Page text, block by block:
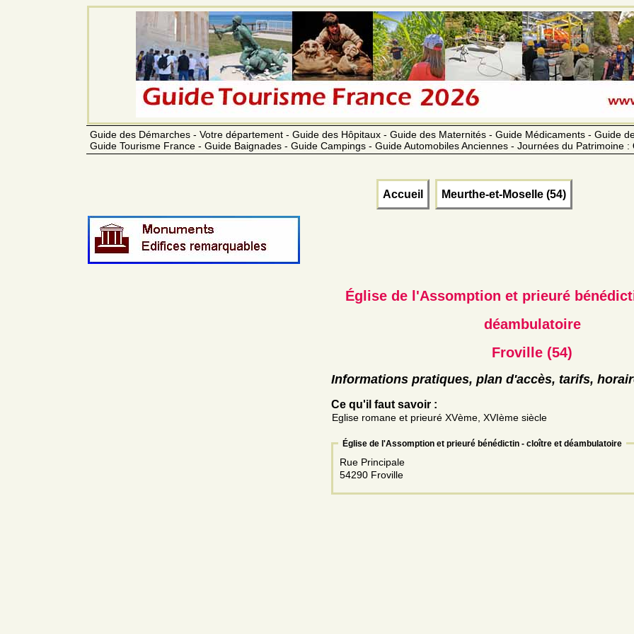
Guide des Démarches - Votre département - Guide des Hôpitaux - Guide des Maternités - Guide Médicaments - Guide
Guide Tourisme France - Guide Baignades - Guide Campings - Guide Automobiles Anciennes - Journées du Patrimoine :
Accueil Meurthe-et-Moselle (54)
Église de l'Assomption et prieuré
déambulatoire
Froville (54)
Informations pratiques, plan d'accès, tarifs,
Ce qu'il faut savoir :
Eglise romane et prieuré XVème, XVIème siècle
Église de l'Assomption et prieuré bénédictin - cloître et déambulatoire
Rue Principale
54290 Froville